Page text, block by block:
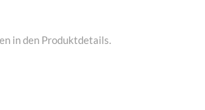
in den Produktdetails.